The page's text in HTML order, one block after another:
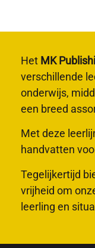
Het MK
verschillende
onderwijs,
een breed
Met deze
handvatten
Tegelijkertijd
vrijheid om
leerling en